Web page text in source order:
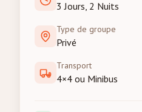
3 Jours, 2 Nuits
Type de groupe
Privé
Transport
4×4 ou Minibus